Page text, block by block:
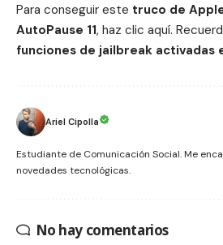
Para conseguir este truco de
AutoPause 11, haz clic aquí.
funciones de jailbreak activadas
Ariel Cipolla
Estudiante de Comunicación Social. Me
novedades tecnológicas.
No hay comentarios